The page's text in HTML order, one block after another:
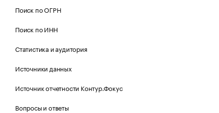
Поиск по ОГРН
Поиск по ИНН
Статистика и аудитория
Источники данных
Источник отчетности Контур.Фокус
Вопросы и ответы